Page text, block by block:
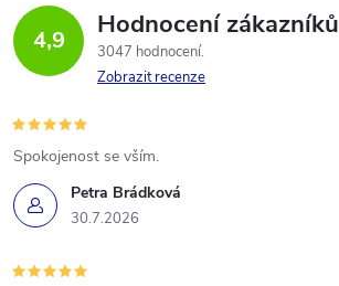
4,9 Hodnocení zákazníků
3047 hodnocení
Zobrazit recenze
Petra Brádková
30.7.2026
Spokojenost se vším.